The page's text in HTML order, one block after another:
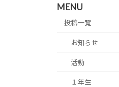
MENU
投稿一覧
お知らせ
活動
１年生